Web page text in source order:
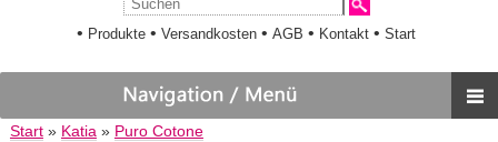
• Produkte •Versandkosten •AGB • Kontakt •Start
Start» Katia» Puro Cotone